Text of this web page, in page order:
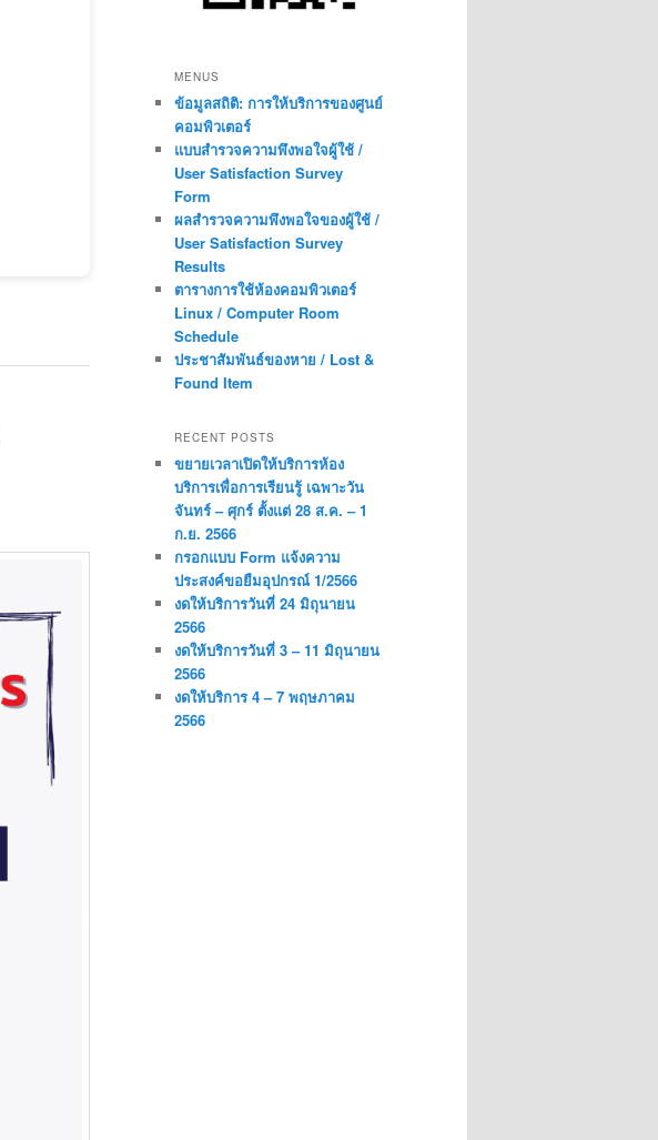
MENUS
ข้อมูลสถิติ: การให้บริการของศูนย์
คอมพิวเตอร์
แบบสำรวจความพึงพอใจผู้ใช้ /
User Satisfaction Survey
Form
ผลสำรวจความพึงพอใจของผู้ใช้ /
User Satisfaction Survey
Results
ตารางการใช้ห้องคอมพิวเตอร์
Linux / Computer Room
Schedule
ประชาสัมพันธ์ของหาย / Lost &
Found Item
RECENT POSTS
ขยายเวลาเปิดให้บริการห้อง
บริการเพื่อการเรียนรู้ เฉพาะวัน
จันทร์ – ศุกร์ ตั้งแต่ 28 ส.ค. – 1
ก.ย. 2566
กรอกแบบ Form แจ้งความ
ประสงค์ขอยืมอุปกรณ์ 1/2566
งดให้บริการวันที่ 24 มิถุนายน
2566
งดให้บริการวันที่ 3 – 11 มิถุนายน
2566
งดให้บริการ 4 – 7 พฤษภาคม
2566